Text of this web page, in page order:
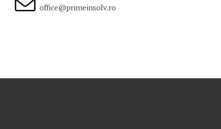
office@primeinsolv.ro